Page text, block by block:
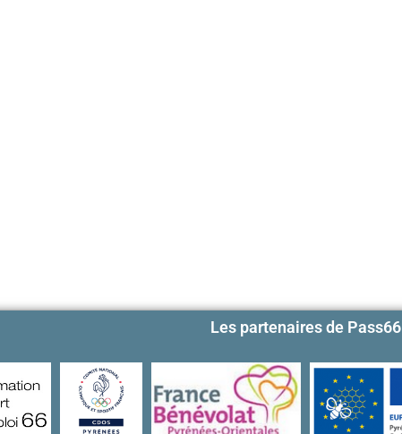
Les partenaires de Pass66